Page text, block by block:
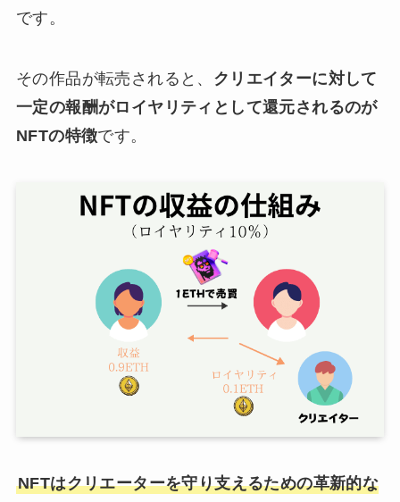
です。
その作品が転売されると、 クリエイターに対して
一定の報酬がロイヤリティとして還元されるのが
NFTの特徴です。
NFTはクリエーターを守り支えるための革新的な